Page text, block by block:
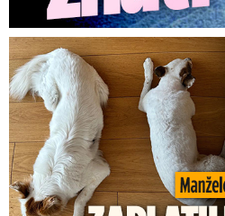
Za hlídání psů zaplatili 20 tisíc,